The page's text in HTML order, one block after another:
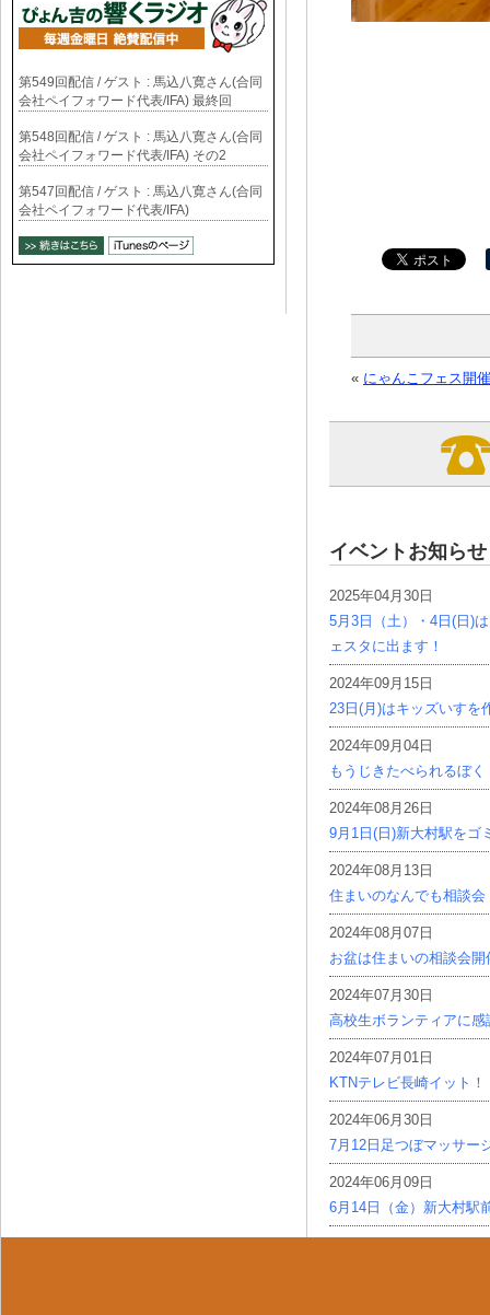
« にゃんこフェス開
イベントお知らせ
2025年04月30日
5月3日（土）・4日(日)
ェスタに出ます！
2024年09月15日
23日(月)はキッズいすを
2024年09月04日
もうじきたべられるぼく
2024年08月26日
9月1日(日)新大村駅をゴ
2024年08月13日
住まいのなんでも相談会
2024年08月07日
お盆は住まいの相談会開
2024年07月30日
高校生ボランティアに感
2024年07月01日
KTNテレビ長崎イット！
2024年06月30日
7月12日足つぼマッサー
2024年06月09日
6月14日（金）新大村駅
第549回配信 / ゲスト : 馬込八寛さん(合同
会社ペイフォワード代表/IFA) 最終回
第548回配信 / ゲスト : 馬込八寛さん(合同
会社ペイフォワード代表/IFA) その2
第547回配信 / ゲスト : 馬込八寛さん(合同
会社ペイフォワード代表/IFA)